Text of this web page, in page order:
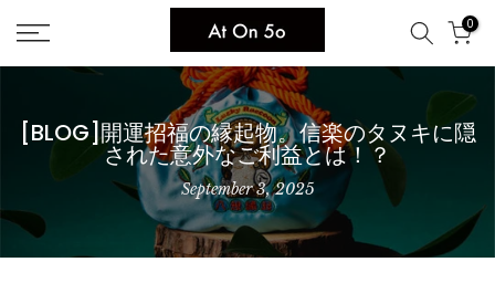
Skip
to
content
0
[BLOG]開運招福の縁起物。信楽のタヌキに隠
された意外なご利益とは！？
September 3, 2025